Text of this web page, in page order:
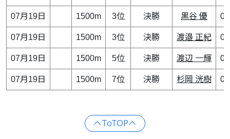
07月19日 1500m 3位 決勝 黒谷 優
07月19日 1500m 3位 決勝 渡邉 正紀
07月19日 1500m 5位 決勝 渡辺 一輝
07月19日 1500m 7位 決勝 杉岡 洸樹
ToTOP